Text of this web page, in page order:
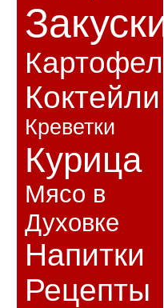
Закуски
Картофель
Коктейли
Креветки
Курица
Мясо в
Духовке
Напитки
Рецепты